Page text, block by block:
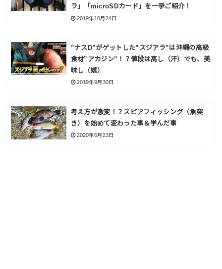
ラ」「microSDカード」を一挙ご紹介！
2019年10月24日
”ナスD”がゲットした”スジアラ”は沖縄の高級
食材”アカジン”！？値段は高し（汗）でも、美
味し（嬉）
2019年9月30日
考え方が激変！？スピアフィッシング（魚突
き）を始めて変わった事＆学んだ事
2020年6月23日